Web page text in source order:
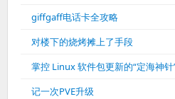
giffgaff电话卡全攻略
对楼下的烧烤摊上了手段
掌控 Linux 软件包更新的“定海神
记一次PVE升级